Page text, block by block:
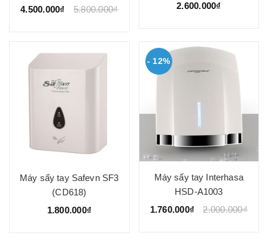
4.500.000₫
5.800.000₫ 2.600.000₫
Máy sấy tay Safevn SF3
(CD618)
1.800.000₫
- 12%
Máy sấy tay Interhasa
HSD-A1003
1.760.000₫
2.000.000₫